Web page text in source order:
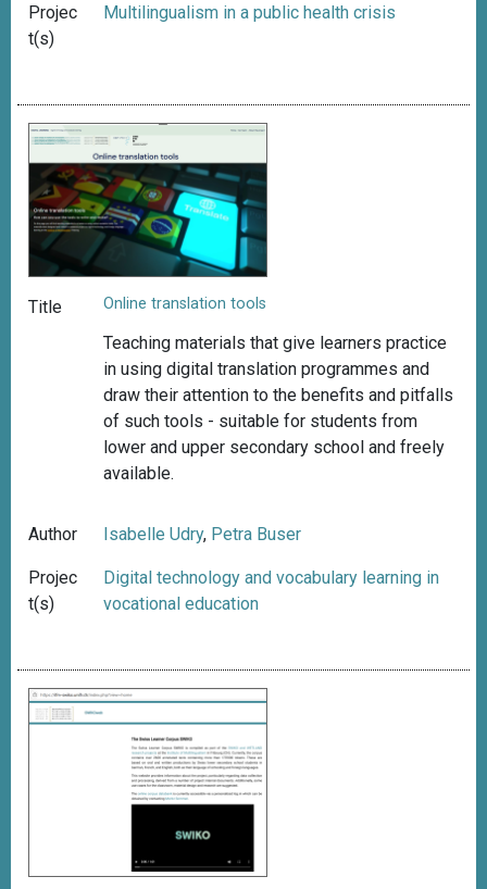
Projec
t(s)
Multilingualism in a public health crisis
Title Online translation tools
Teaching materials that give learners practice
in using digital translation programmes and
draw their attention to the benefits and pitfalls
of such tools - suitable for students from
lower and upper secondary school and freely
available.
Author Isabelle Udry, Petra Buser
Projec
t(s)
Digital technology and vocabulary learning in
vocational education